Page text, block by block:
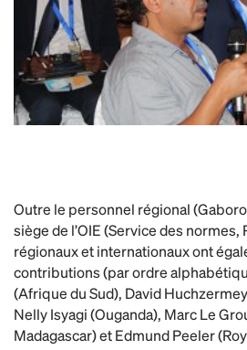
Outre le personnel régional
siège de l’OIE (Service des
régionaux et internationaux ont
contributions (par ordre
(Afrique du Sud), David
Nelly Isyagi (Ouganda), Marc Le
Madagascar) et Edmund Peeler